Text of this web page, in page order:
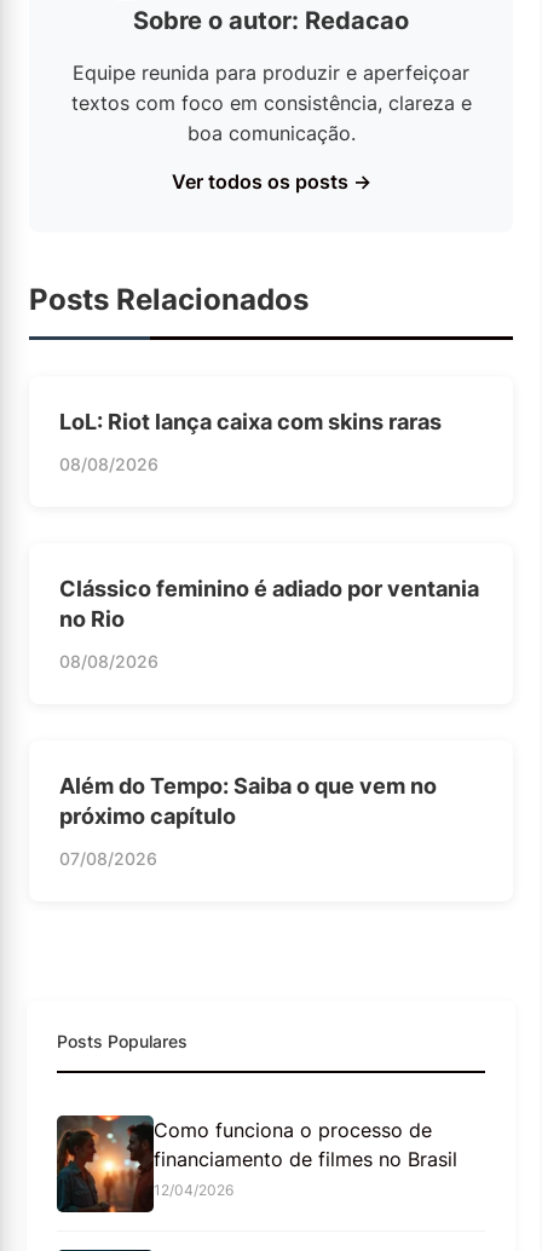
Sobre o autor: Redacao
Equipe reunida para produzir e aperfeiçoar
textos com foco em consistência, clareza e
boa comunicação.
Ver todos os posts →
Posts Relacionados
LoL: Riot lança caixa com skins raras
08/08/2026
Clássico feminino é adiado por ventania
no Rio
08/08/2026
Além do Tempo: Saiba o que vem no
próximo capítulo
07/08/2026
Posts Populares
Como funciona o processo de
financiamento de filmes no Brasil
12/04/2026